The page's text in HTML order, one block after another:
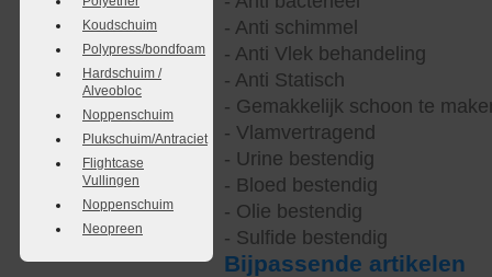
Koudschuim
Polypress/bondfoam
Hardschuim /
Alveobloc
Noppenschuim
Plukschuim/Antraciet
Flightcase
Vullingen
Noppenschuim
Neopreen
- Anti schimmel
- Anti Vlek behandeling
- Anti Statisch
- Gemakkelijk schoon te
- Vlamvertragend
- Urine bestendig
- Bloed bestendig
- Olie bestendig
- Sulfide bestendig
Bijpassende artikelen